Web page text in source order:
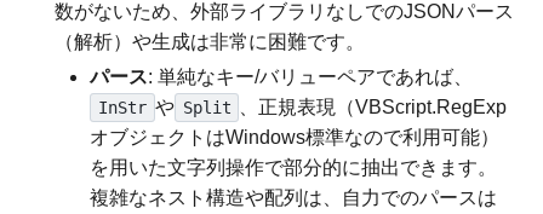
数がないため、外部ライブラリなしでのJSONパース
（解析）や生成は非常に困難です。
パース: 単純なキー/バリューペアであれば、
InStr や Split
、正規表現（VBScript.RegExp
オブジェクトはWindows標準なので利用可能）
を用いた文字列操作で部分的に抽出できます。
複雑なネスト構造や配列は、自力でのパースは